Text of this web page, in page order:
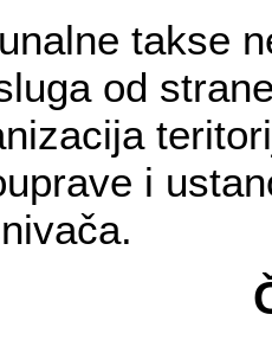
takse
od
i